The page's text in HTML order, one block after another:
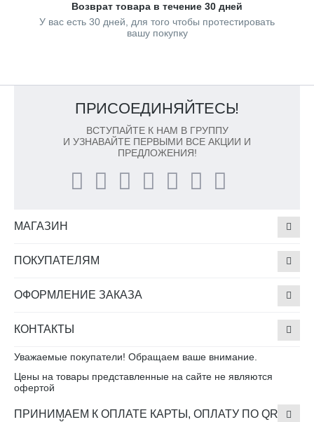
Возврат товара в течение 30 дней
У вас есть 30 дней, для того чтобы протестировать
вашу покупку
ПРИСОЕДИНЯЙТЕСЬ!
ВСТУПАЙТЕ К НАМ В ГРУППУ
И УЗНАВАЙТЕ ПЕРВЫМИ ВСЕ АКЦИИ И
ПРЕДЛОЖЕНИЯ!
МАГАЗИН
ПОКУПАТЕЛЯМ
ОФОРМЛЕНИЕ ЗАКАЗА
КОНТАКТЫ
Уважаемые покупатели! Обращаем ваше внимание.
Цены на товары представленные на сайте не являются
офертой
ПРИНИМАЕМ К ОПЛАТЕ КАРТЫ, ОПЛАТУ ПО QR